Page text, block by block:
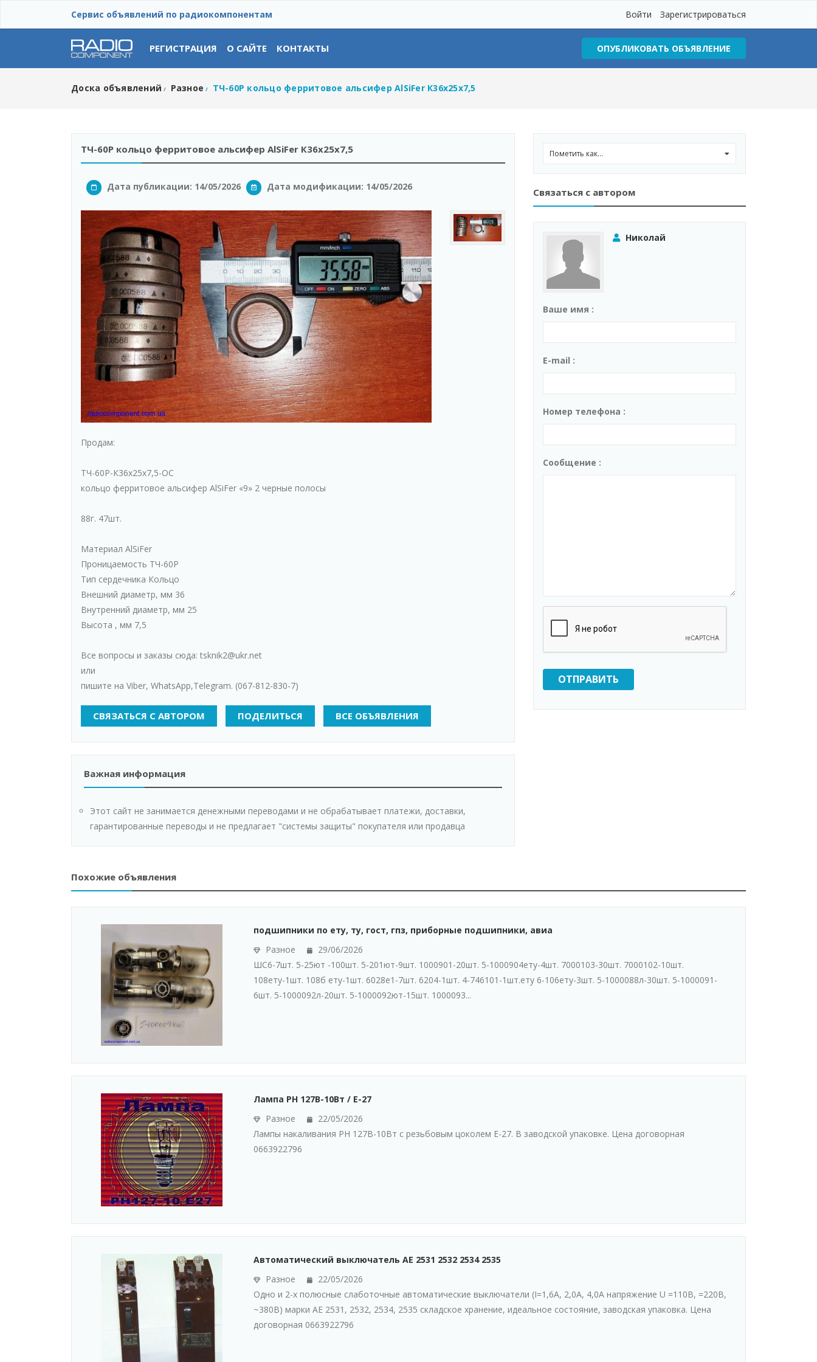
Сервис объявлений по радиокомпонентам Войти Зарегистрироваться
РЕГИСТРАЦИЯ О САЙТЕ КОНТАКТЫ ОПУБЛИКОВАТЬ ОБЪЯВЛЕНИЕ
Доска объявлений / Разное / ТЧ-60Р кольцо ферритовое альсифер AlSiFer К36х25х7,5
ТЧ-60Р кольцо ферритовое альсифер AlSiFer К36х25х7,5
Дата публикации: 14/05/2026 Дата модификации: 14/05/2026
Продам:
ТЧ-60Р-К36х25х7,5-ОС
кольцо ферритовое альсифер AlSiFer «9» 2 черные полосы
88г. 47шт.
Материал AlSiFer
Проницаемость ТЧ-60Р
Тип сердечника Кольцо
Внешний диаметр, мм 36
Внутренний диаметр, мм 25
Высота , мм 7,5
Все вопросы и заказы сюда: tsknik2@ukr.net
или
пишите на Viber, WhatsАpp,Telegram. (067-812-830-7)
СВЯЗАТЬСЯ С АВТОРОМ ПОДЕЛИТЬСЯ ВСЕ ОБЪЯВЛЕНИЯ
Важная информация
Этот сайт не занимается денежными переводами и не обрабатывает платежи, доставки,
гарантированные переводы и не предлагает "системы защиты" покупателя или продавца
Пометить как...
Связаться с автором
Николай
Ваше имя :
E-mail :
Номер телефона :
Сообщение :
ОТПРАВИТЬ
Похожие объявления
подшипники по ету, ту, гост, гпз, приборные подшипники, авиа
Разное
29/06/2026
ШС6-7шт. 5-25ют -100шт. 5-201ют-9шт. 1000901-20шт. 5-1000904ету-4шт. 7000103-30шт. 7000102-10шт.
108ету-1шт. 108б ету-1шт. 6028е1-7шт. 6204-1шт. 4-746101-1шт.ету 6-106ету-3шт. 5-1000088л-30шт. 5-1000091-
6шт. 5-1000092л-20шт. 5-1000092ют-15шт. 1000093...
Лампа РН 127В-10Вт / Е-27
Разное
22/05/2026
Лампы накаливания РН 127В-10Вт с резьбовым цоколем Е-27. В заводской упаковке. Цена договорная
0663922796
Автоматический выключатель АЕ 2531 2532 2534 2535
Разное
22/05/2026
Одно и 2-х полюсные слаботочные автоматические выключатели (I=1,6А, 2,0А, 4,0А напряжение U =110В, =220В,
~380В) марки АЕ 2531, 2532, 2534, 2535 складское хранение, идеальное состояние, заводская упаковка. Цена
договорная 0663922796